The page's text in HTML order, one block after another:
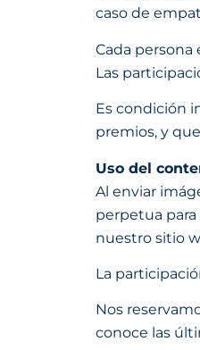
caso de
Cada
Las
Es condición
premios, y
Uso del
Al enviar
perpetua
nuestro sitio
La
Nos
conoce las